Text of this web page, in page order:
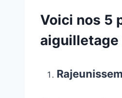
Voici nos 5
aiguilletage